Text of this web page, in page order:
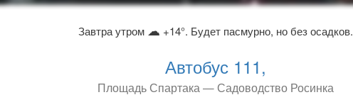
Завтра утром ☁ +14°. Будет пасмурно, но без осадков.
Автобус 111,
Площадь Спартака — Садоводство Росинка